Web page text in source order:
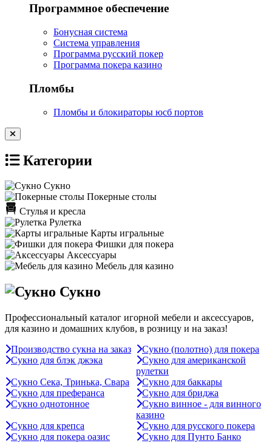
Программное обеспечение
Бонусная система
Система управления
Программа русский покер
Программа покера казино
Пломбы
Пломбы и блокираторы юсб портов
Категории
Сукно
Покерные столы
Стулья и кресла
Рулетка
Карты игральные
Фишки для покера
Аксессуары
Мебель для казино
Сукно
Профессиональный каталог игорной мебели и аксессуаров,
для казино и домашних клубов, в розницу и на заказ!
Производство сукна на заказ
Сукно (полотно) для покера
Сукно для блэк джэка
Сукно для американской
рулетки
Сукно Сека, Тринька, Свара
Сукно для баккары
Сукно для преферанса
Сукно для бриджа
Сукно однотонное
Сукно винное - для винного
казино
Сукно для крепса
Сукно для русского покера
Сукно для покера оазис
Сукно для Пунто Банко